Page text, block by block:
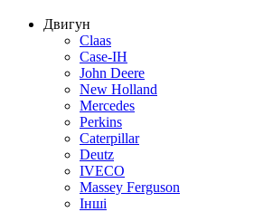
Двигун
Claas
Case-IH
John Deere
New Holland
Mercedes
Perkins
Caterpillar
Deutz
IVECO
Massey Ferguson
Інші